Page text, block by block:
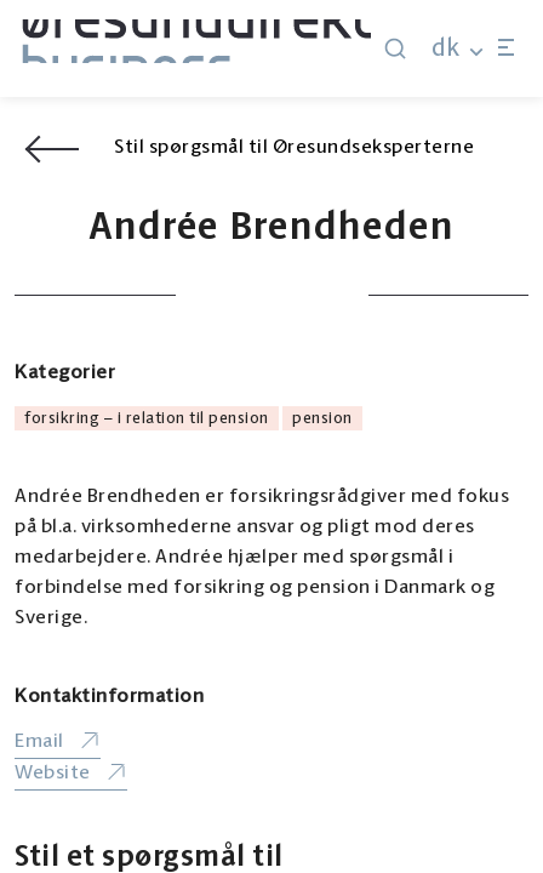
dk
Stil spørgsmål til Øresundseksperterne
Andrée Brendheden
Kategorier
forsikring – i relation til pension pension
Andrée Brendheden er forsikringsrådgiver med fokus
på bl.a. virksomhederne ansvar og pligt mod deres
medarbejdere. Andrée hjælper med spørgsmål i
forbindelse med forsikring og pension i Danmark og
Sverige.
Kontaktinformation
Email
Website
Stil et spørgsmål til